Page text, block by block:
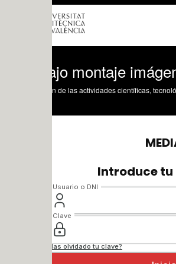
montaje imágenes
de las actividades científicas, tecnológicas y